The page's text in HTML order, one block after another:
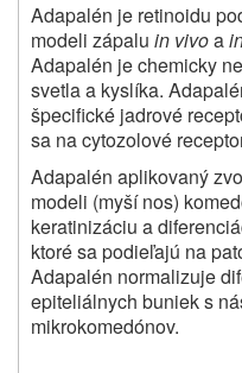
Adapalén je retinoidu
modeli zápalu in vivoa
Adapalén je chemicky
svetla a kyslíka.
špecifické jadrové
sa na cytozolové
Adapalén aplikovaný
modeli (myší nos)
keratinizáciu a
ktoré sa podieľajú na
Adapalén normalizuje
epiteliálnych buniek s
mikrokomedónov.